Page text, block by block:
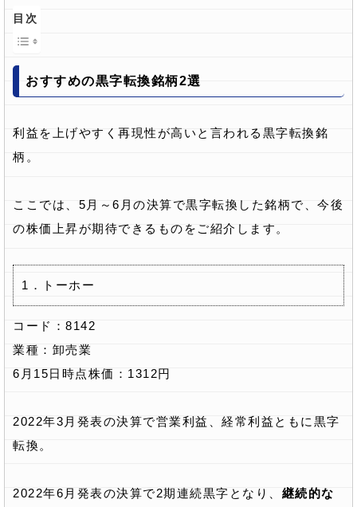
目次
おすすめの黒字転換銘柄2選
利益を上げやすく再現性が高いと言われる黒字転換銘
柄。
ここでは、5月～6月の決算で黒字転換した銘柄で、今後
の株価上昇が期待できるものをご紹介します。
1．トーホー
コード：8142
業種：卸売業
6月15日時点株価：1312円
2022年3月発表の決算で営業利益、経常利益ともに黒字
転換。
2022年6月発表の決算で2期連続黒字となり、 継続的な